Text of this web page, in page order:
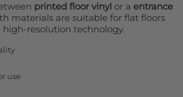
printed floor vinyl or a entrance
materials are suitable for flat floors
resolution technology.
use